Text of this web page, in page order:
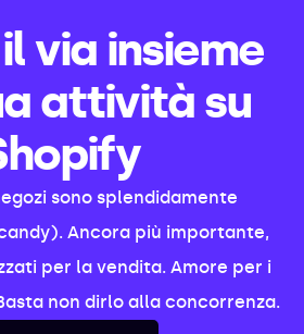
via insieme
attività su
sono splendidamente
Ancora più importante,
per la vendita. Amore per i
non dirlo alla concorrenza.